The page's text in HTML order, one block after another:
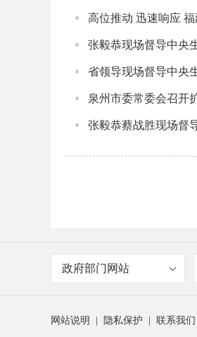
高位推动 迅速响应
张毅恭现场督导中央
省领导现场督导中央
泉州市委常委会召开
张毅恭蔡战胜现场督
政府部门网站
网站说明 隐私保护 联系我们